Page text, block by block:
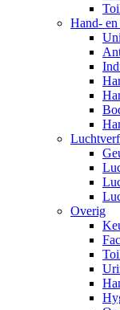
Hand-
Overig